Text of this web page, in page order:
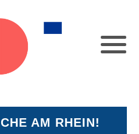
AM RHEIN!